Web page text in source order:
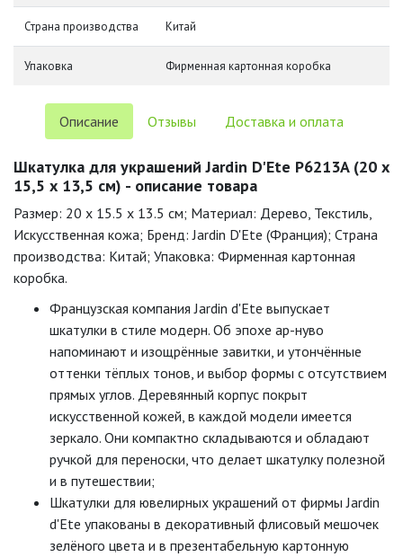
Страна производства Китай
Упаковка Фирменная картонная коробка
Описание Отзывы Доставка и оплата
Шкатулка для украшений Jardin D'Ete P6213A (20 х
15,5 х 13,5 см) - описание товара
Размер: 20 x 15.5 x 13.5 см; Материал: Дерево, Текстиль,
Искусственная кожа; Бренд: Jardin D'Ete (Франция); Страна
производства: Китай; Упаковка: Фирменная картонная
коробка.
Французская компания Jardin d'Ete выпускает
шкатулки в стиле модерн. Об эпохе ар-нуво
напоминают и изощрённые завитки, и утончённые
оттенки тёплых тонов, и выбор формы с отсутствием
прямых углов. Деревянный корпус покрыт
искусственной кожей, в каждой модели имеется
зеркало. Они компактно складываются и обладают
ручкой для переноски, что делает шкатулку полезной
и в путешествии;
Шкатулки для ювелирных украшений от фирмы Jardin
d'Ete упакованы в декоративный флисовый мешочек
зелёного цвета и в презентабельную картонную